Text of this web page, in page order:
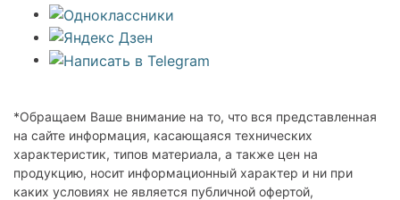
*Обращаем Ваше внимание на то, что вся представленная
на сайте информация, касающаяся технических
характеристик, типов материала, а также цен на
продукцию, носит информационный характер и ни при
каких условиях не является публичной офертой,